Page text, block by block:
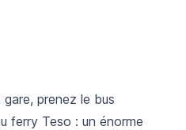
prenez le bus
ferry Teso : un énorme